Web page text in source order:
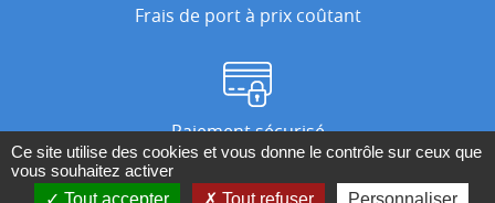
Frais de port à prix coûtant
Paiement sécurisé
Ce site utilise des cookies et vous donne le contrôle sur ceux que
vous souhaitez activer
Tout accepter
Tout refuser Personnaliser